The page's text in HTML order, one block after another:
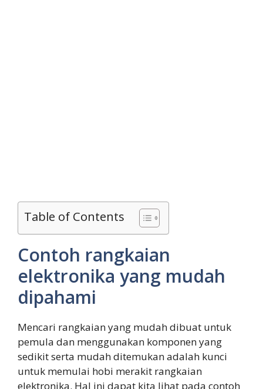
Table of Contents
Contoh rangkaian
elektronika yang mudah
dipahami
Mencari rangkaian yang mudah dibuat untuk
pemula dan menggunakan komponen yang
sedikit serta mudah ditemukan adalah kunci
untuk memulai hobi merakit rangkaian
elektronika. Hal ini dapat kita lihat pada contoh